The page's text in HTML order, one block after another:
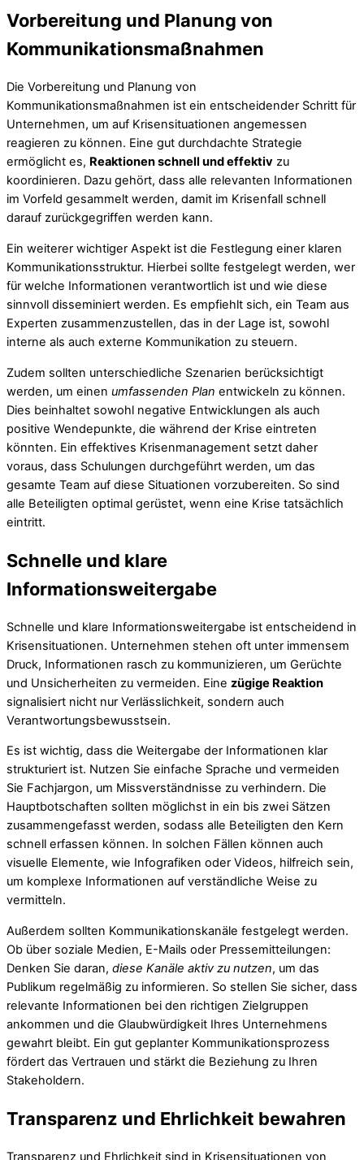
Vorbereitung und Planung von
Kommunikationsmaßnahmen
Die Vorbereitung und Planung von
Kommunikationsmaßnahmen ist ein entscheidender Schritt für
Unternehmen, um auf Krisensituationen angemessen
reagieren zu können. Eine gut durchdachte Strategie
ermöglicht es, Reaktionen schnell und effektiv zu
koordinieren. Dazu gehört, dass alle relevanten Informationen
im Vorfeld gesammelt werden, damit im Krisenfall schnell
darauf zurückgegriffen werden kann.
Ein weiterer wichtiger Aspekt ist die Festlegung einer klaren
Kommunikationsstruktur. Hierbei sollte festgelegt werden, wer
für welche Informationen verantwortlich ist und wie diese
sinnvoll disseminiert werden. Es empfiehlt sich, ein Team aus
Experten zusammenzustellen, das in der Lage ist, sowohl
interne als auch externe Kommunikation zu steuern.
Zudem sollten unterschiedliche Szenarien berücksichtigt
werden, um einen umfassenden Plan entwickeln zu können.
Dies beinhaltet sowohl negative Entwicklungen als auch
positive Wendepunkte, die während der Krise eintreten
könnten. Ein effektives Krisenmanagement setzt daher
voraus, dass Schulungen durchgeführt werden, um das
gesamte Team auf diese Situationen vorzubereiten. So sind
alle Beteiligten optimal gerüstet, wenn eine Krise tatsächlich
eintritt.
Schnelle und klare
Informationsweitergabe
Schnelle und klare Informationsweitergabe ist entscheidend in
Krisensituationen. Unternehmen stehen oft unter immensem
Druck, Informationen rasch zu kommunizieren, um Gerüchte
und Unsicherheiten zu vermeiden. Eine zügige Reaktion
signalisiert nicht nur Verlässlichkeit, sondern auch
Verantwortungsbewusstsein.
Es ist wichtig, dass die Weitergabe der Informationen klar
strukturiert ist. Nutzen Sie einfache Sprache und vermeiden
Sie Fachjargon, um Missverständnisse zu verhindern. Die
Hauptbotschaften sollten möglichst in ein bis zwei Sätzen
zusammengefasst werden, sodass alle Beteiligten den Kern
schnell erfassen können. In solchen Fällen können auch
visuelle Elemente, wie Infografiken oder Videos, hilfreich sein,
um komplexe Informationen auf verständliche Weise zu
vermitteln.
Außerdem sollten Kommunikationskanäle festgelegt werden.
Ob über soziale Medien, E-Mails oder Pressemitteilungen:
Denken Sie daran, diese Kanäle aktiv zu nutzen, um das
Publikum regelmäßig zu informieren. So stellen Sie sicher, dass
relevante Informationen bei den richtigen Zielgruppen
ankommen und die Glaubwürdigkeit Ihres Unternehmens
gewahrt bleibt. Ein gut geplanter Kommunikationsprozess
fördert das Vertrauen und stärkt die Beziehung zu Ihren
Stakeholdern.
Transparenz und Ehrlichkeit bewahren